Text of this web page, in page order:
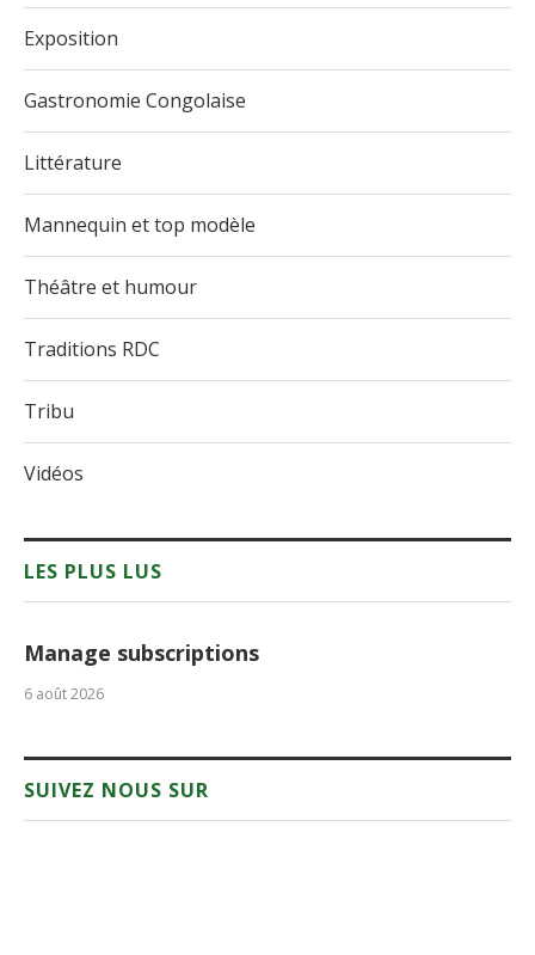
Exposition
Gastronomie Congolaise
Littérature
Mannequin et top modèle
Théâtre et humour
Traditions RDC
Tribu
Vidéos
LES PLUS LUS
Manage subscriptions
6 août 2026
SUIVEZ NOUS SUR